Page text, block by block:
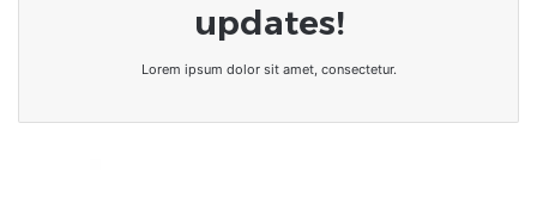
updates!
Lorem ipsum dolor sit amet, consectetur.